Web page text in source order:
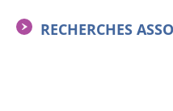
RECHERCHES